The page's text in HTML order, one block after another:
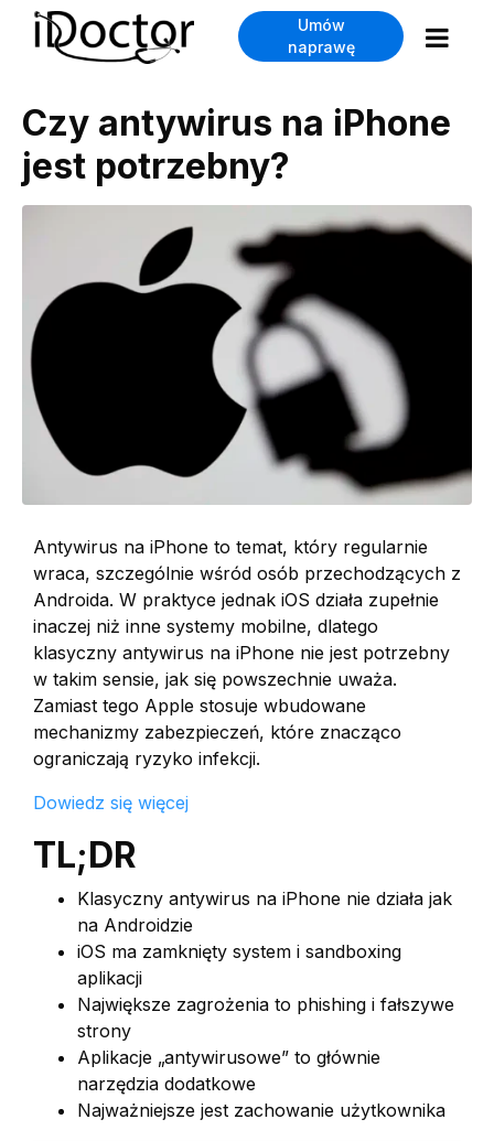
Umów
naprawę
Czy antywirus na iPhone
jest potrzebny?
Antywirus na iPhone to temat, który regularnie
wraca, szczególnie wśród osób przechodzących z
Androida. W praktyce jednak iOS działa zupełnie
inaczej niż inne systemy mobilne, dlatego
klasyczny antywirus na iPhone nie jest potrzebny
w takim sensie, jak się powszechnie uważa.
Zamiast tego Apple stosuje wbudowane
mechanizmy zabezpieczeń, które znacząco
ograniczają ryzyko infekcji.
Dowiedz się więcej
TL;DR
Klasyczny antywirus na iPhone nie działa jak
na Androidzie
iOS ma zamknięty system i sandboxing
aplikacji
Największe zagrożenia to phishing i fałszywe
strony
Aplikacje „antywirusowe” to głównie
narzędzia dodatkowe
Najważniejsze jest zachowanie użytkownika